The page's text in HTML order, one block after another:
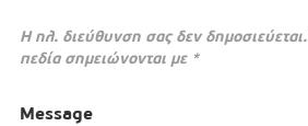
Η ηλ. διεύθυνση σας δεν δημοσιεύεται.
πεδία σημειώνονται με *
Message